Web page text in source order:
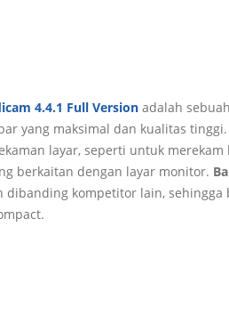
4.4.1 Full Version adalah
yang maksimal dan kualitas
layar, seperti untuk
berkaitan dengan layar monitor.
kompetitor lain, sehingga